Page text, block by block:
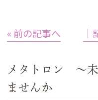
« 前の記事へ │
メタトロン ～
ませんか